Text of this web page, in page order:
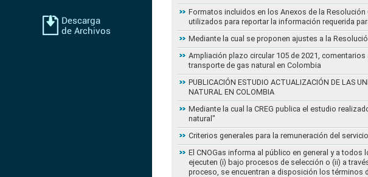
Formatos incluidos en los Anexos de la
utilizados para reportar la información requerida
Mediante la cual se proponen ajustes a la
Ampliación plazo circular 105 de 2021,
transporte de gas natural en Colombia
PUBLICACIÓN ESTUDIO ACTUALIZACIÓN DE LAS
NATURAL EN COLOMBIA
Mediante la cual la CREG publica el estudio
natural"
Criterios generales para la remuneración del
El CNOGas informa al público en general y a
ejecuten (i) bajo procesos de selección o (ii) a
proceso, se encuentran a disposición los términos